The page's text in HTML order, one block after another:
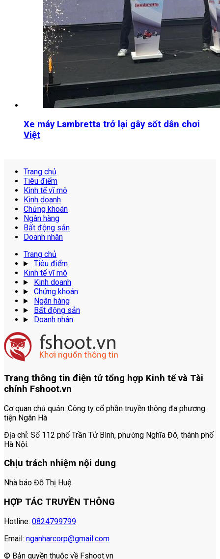
Xe máy Lambretta trở lại gây sốt dân chơi
Việt
Trang chủ
Tiêu điểm
Kinh tế vĩ mô
Kinh doanh
Chứng khoán
Ngân hàng
Bất động sản
Doanh nhân
Trang chủ
Tiêu điểm
Kinh tế vĩ mô
Kinh doanh
Chứng khoán
Ngân hàng
Bất động sản
Doanh nhân
Trang thông tin điện tử tổng hợp Kinh tế và Tài
chính Fshoot.vn
Cơ quan chủ quản: Công ty cổ phần truyền thông đa phương
tiện Ngân Hà
Địa chỉ: Số 112 phố Trần Tử Bình, phường Nghĩa Đô, thành phố
Hà Nội.
Chịu trách nhiệm nội dung
Nhà báo Đỗ Thị Huệ
HỢP TÁC TRUYỀN THÔNG
Hotline: 0824799799
Email: nganharcorp@gmail.com
© Bản quyền thuộc về Fshoot.vn